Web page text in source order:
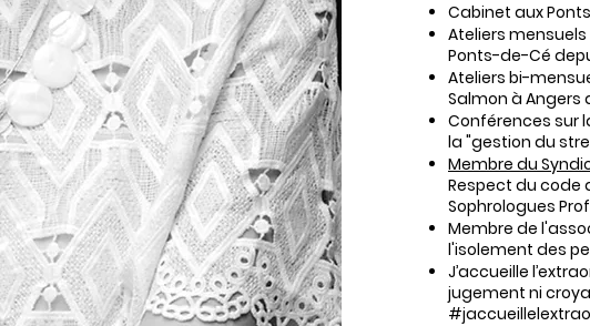
Cabinet aux
Ateliers mensuels
Ponts-de-Cé
Ateliers bi-
Salmon à Angers
Conférences sur
la "gestion du
Membre du
Respect du code
Sophrologues
Membre de
l'isolement des
J’accueille
jugement ni